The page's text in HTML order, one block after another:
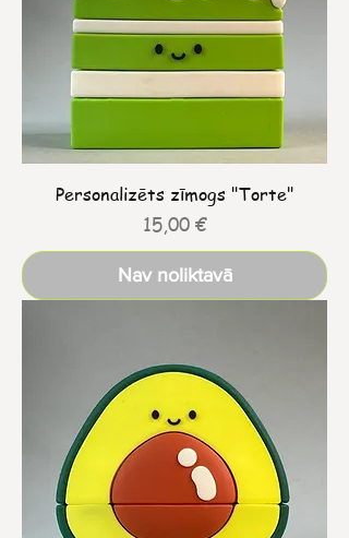
Personalizēts zīmogs "Torte"
Cena
15,00 €
Nav noliktavā